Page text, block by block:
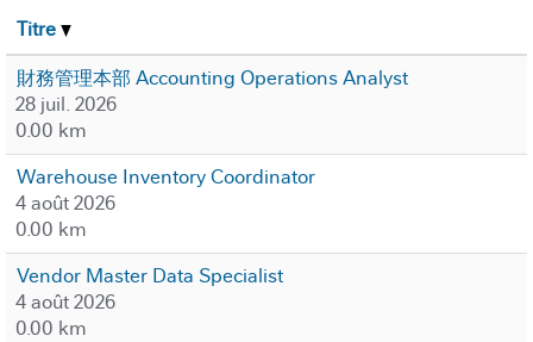
Titre
財務管理本部 Accounting Operations Analyst
28 juil. 2026
0.00 km
Warehouse Inventory Coordinator
4 août 2026
0.00 km
Vendor Master Data Specialist
4 août 2026
0.00 km